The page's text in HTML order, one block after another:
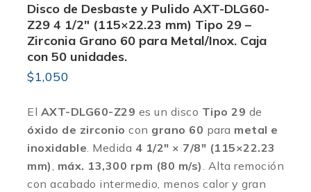
Disco de Desbaste y Pulido AXT-DLG60-
Z29 4 1/2″ (115×22.23 mm) Tipo 29 –
Zirconia Grano 60 para Metal/Inox. Caja
con 50 unidades.
$1,050
El AXT-DLG60-Z29 es un disco Tipo 29 de
óxido de zirconio con grano 60 para metal e
inoxidable. Medida 4 1/2″ × 7/8″ (115×22.23
mm), máx. 13,300 rpm (80 m/s). Alta remoción
con acabado intermedio, menos calor y gran